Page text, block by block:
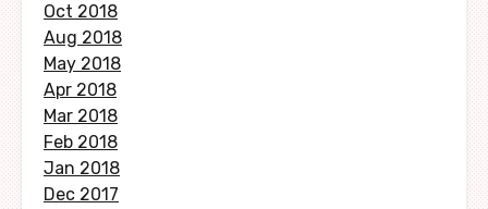
Oct 2018
Aug 2018
May 2018
Apr 2018
Mar 2018
Feb 2018
Jan 2018
Dec 2017